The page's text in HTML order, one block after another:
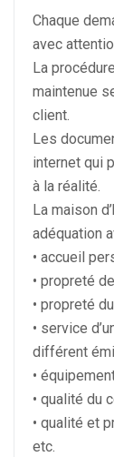
Chaque
avec
La
maintenue
client.
Les
internet qui
à la réalité.
La maison
adéquation
• accueil
• propreté
• propreté
• service
différent
•
• qualité du
• qualité et
etc.